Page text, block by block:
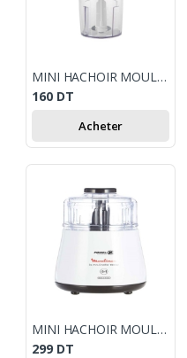
MINI HACHOIR MOULINEX 500W - BLANC
160 DT
Acheter
MINI HACHOIR MOULINEX 1000W - BLANC
299 DT